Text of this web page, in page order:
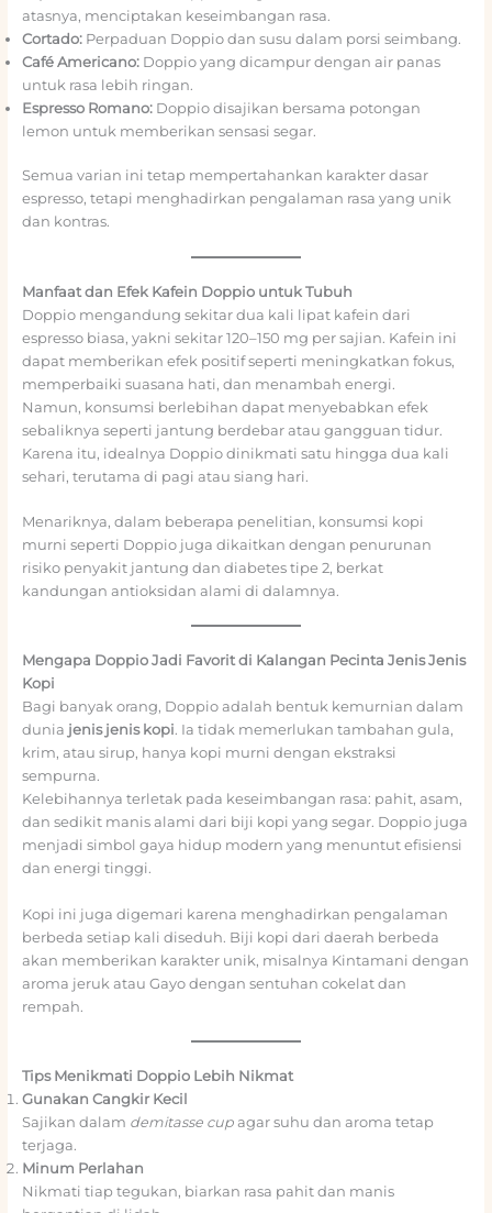
atasnya, menciptakan keseimbangan rasa.
Cortado:Perpaduan Doppio dan susu dalam porsi seimbang.
Café Americano:Doppio yang dicampur dengan air panas
untuk rasa lebih ringan.
Espresso Romano:Doppio disajikan bersama potongan
lemon untuk memberikan sensasi segar.
Semua varian ini tetap mempertahankan karakter dasar
espresso, tetapi menghadirkan pengalaman rasa yang unik
dan kontras.
Manfaat dan Efek Kafein Doppio untuk Tubuh
Doppio mengandung sekitar dua kali lipat kafein dari
espresso biasa, yakni sekitar 120–150 mg per sajian. Kafein ini
dapat memberikan efek positif seperti meningkatkan fokus,
memperbaiki suasana hati, dan menambah energi.
Namun, konsumsi berlebihan dapat menyebabkan efek
sebaliknya seperti jantung berdebar atau gangguan tidur.
Karena itu, idealnya Doppio dinikmati satu hingga dua kali
sehari, terutama di pagi atau siang hari.
Menariknya, dalam beberapa penelitian, konsumsi kopi
murni seperti Doppio juga dikaitkan dengan penurunan
risiko penyakit jantung dan diabetes tipe 2, berkat
kandungan antioksidan alami di dalamnya.
Mengapa Doppio Jadi Favorit di Kalangan Pecinta Jenis Jenis
Kopi
Bagi banyak orang, Doppio adalah bentuk kemurnian dalam
dunia jenis jenis kopi. Ia tidak memerlukan tambahan gula,
krim, atau sirup, hanya kopi murni dengan ekstraksi
sempurna.
Kelebihannya terletak pada keseimbangan rasa: pahit, asam,
dan sedikit manis alami dari biji kopi yang segar. Doppio juga
menjadi simbol gaya hidup modern yang menuntut efisiensi
dan energi tinggi.
Kopi ini juga digemari karena menghadirkan pengalaman
berbeda setiap kali diseduh. Biji kopi dari daerah berbeda
akan memberikan karakter unik, misalnya Kintamani dengan
aroma jeruk atau Gayo dengan sentuhan cokelat dan
rempah.
Tips Menikmati Doppio Lebih Nikmat
Gunakan Cangkir Kecil
Sajikan dalam demitasse cupagar suhu dan aroma tetap
terjaga.
Minum Perlahan
Nikmati tiap tegukan, biarkan rasa pahit dan manis